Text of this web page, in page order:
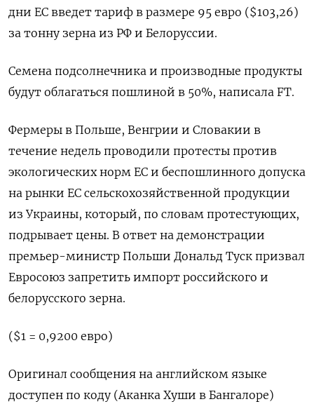
дни ЕС введет тариф в размере 95 евро ($103,26)
за тонну зерна из РФ и Белоруссии.
Семена подсолнечника и производные продукты
будут облагаться пошлиной в 50%, написала FT.
Фермеры в Польше, Венгрии и Словакии в
течение недель проводили протесты против
экологических норм ЕС и беспошлинного допуска
на рынки ЕС сельскохозяйственной продукции
из Украины, который, по словам протестующих,
подрывает цены. В ответ на демонстрации
премьер-министр Польши Дональд Туск призвал
Евросоюз запретить импорт российского и
белорусского зерна.
($1 = 0,9200 евро)
Оригинал сообщения на английском языке
доступен по коду (Аканка Хуши в Бангалоре)